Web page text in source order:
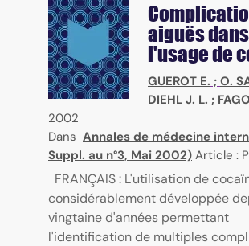
aiguës dans
l'usage de
GUEROT E. ; O.
DIEHL J. L. ;
2002
Dans Annales de médecine
Suppl. au n°3, Mai 2002) Article :
FRANÇAIS : L'utilisation de
considérablement développée
vingtaine d'années permettant
l'identification de multiples